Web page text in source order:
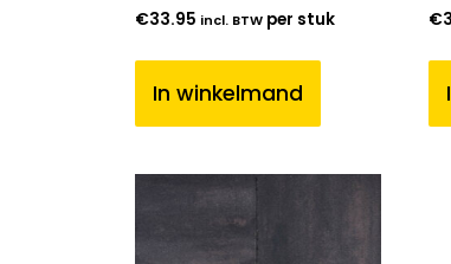
€33.95 incl. BTW per stuk
In winkelmand
€